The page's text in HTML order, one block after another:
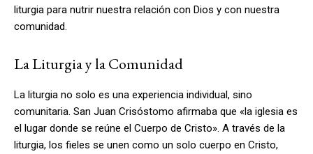
liturgia para nutrir nuestra relación con Dios y con nuestra
comunidad.
La Liturgia y la Comunidad
La liturgia no solo es una experiencia individual, sino
comunitaria. San Juan Crisóstomo afirmaba que «la iglesia es
el lugar donde se reúne el Cuerpo de Cristo». A través de la
liturgia, los fieles se unen como un solo cuerpo en Cristo,